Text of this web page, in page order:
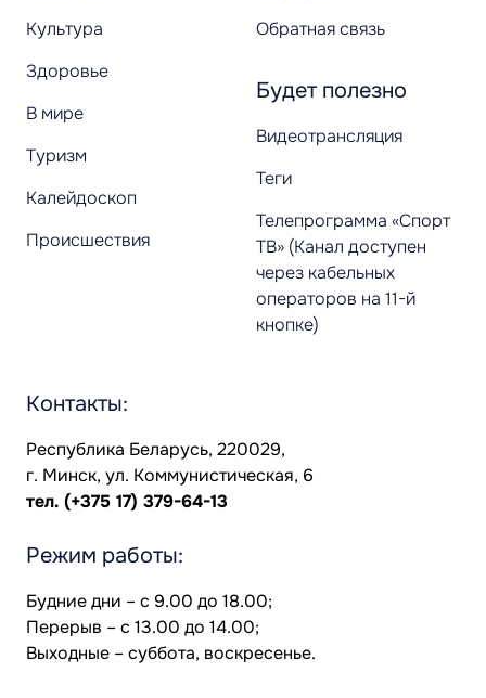
Культура
Здоровье
В мире
Туризм
Калейдоскоп
Происшествия
Обратная связь
Будет полезно
Видеотрансляция
Теги
Телепрограмма «Спорт
ТВ» (Канал доступен
через кабельных
операторов на 11-й
кнопке)
Контакты:
Республика Беларусь, 220029,
г. Минск, ул. Коммунистическая, 6
тел. (+375 17) 379-64-13
Режим работы:
Будние дни – с 9.00 до 18.00;
Перерыв – с 13.00 до 14.00;
Выходные – суббота, воскресенье.